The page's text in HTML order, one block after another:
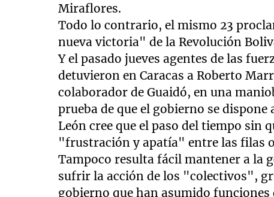
Miraflores.
Todo lo contrario, el mismo 23
nueva victoria" de la Revolución
Y el pasado jueves agentes de las
detuvieron en Caracas a Roberto
colaborador de Guaidó, en una
prueba de que el gobierno se
León cree que el paso del tiempo sin
"frustración y apatía" entre las filas
Tampoco resulta fácil mantener a la
sufrir la acción de los "colectivos",
gobierno que han asumido